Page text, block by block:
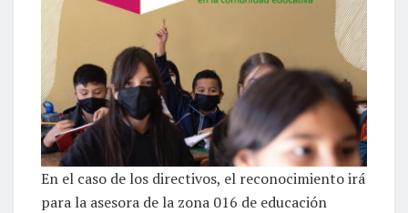
En el caso de los directivos, el reconocimiento irá
para la asesora de la zona 016 de educación